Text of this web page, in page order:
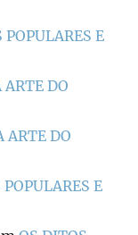
POPULARES E
DO
ARTE DO
E